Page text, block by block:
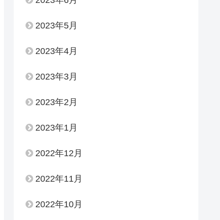
2023年5月
2023年4月
2023年3月
2023年2月
2023年1月
2022年12月
2022年11月
2022年10月